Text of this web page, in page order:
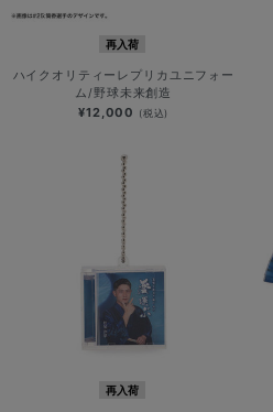
再入荷
ハイクオリティーレプリカユニフォー
ム/野球未来創造
¥12,000 (税込)
再入荷